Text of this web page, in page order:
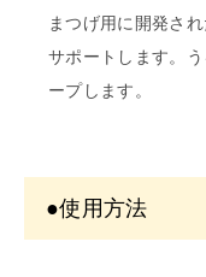
まつげ用に開発さ
サポートします。
ープします。
●使用方法